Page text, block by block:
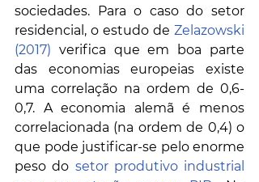
sociedades. Para o caso do setor
residencial, o estudo de Zelazowski
(2017) verifica que em boa parte
das economias europeias existe
uma correlação na ordem de 0,6-
0,7. A economia alemã é menos
correlacionada (na ordem de 0,4) o
que pode justificar-se pelo enorme
peso do setor produtivo industrial